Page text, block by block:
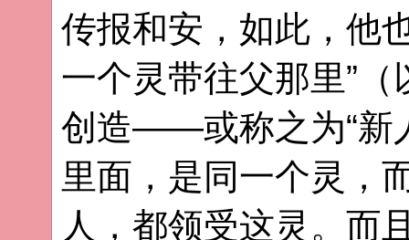
传报和安，如此，他
一个灵带往父那里”
创造——或称之为“新
里面，是同一个灵，
人，都领受这灵。而